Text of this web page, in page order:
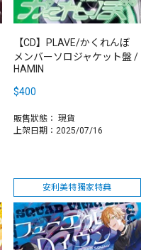
【CD】PLAVE/かくれんぼ
メンバーソロジャケット盤 /
HAMIN
$400
販售狀態： 現貨
上架日期：2025/07/16
安利美特獨家特典